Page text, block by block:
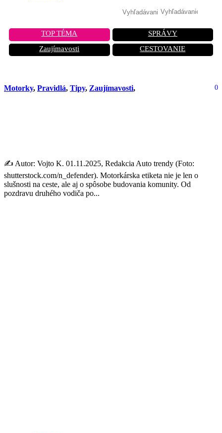
TOP TÉMA
SPRÁVY
Zaujímavosti
CESTOVANIE
Motorky, Pravidlá, Tipy, Zaujímavosti, 0
✍️ Autor: Vojto K. 01.11.2025, Redakcia Auto trendy (Foto:
shutterstock.com/n_defender). Motorkárska etiketa nie je len o
slušnosti na ceste, ale aj o spôsobe budovania komunity. Od
pozdravu druhého vodiča po...